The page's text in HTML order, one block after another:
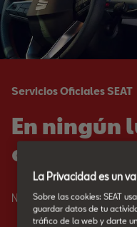
Servicios Oficiales SEAT
En ningún
casa.
Nadie como SEAT para
La Privacidad es un
Sobre las cookies: SEAT
guardar datos de tu
tráfico de la web y darte